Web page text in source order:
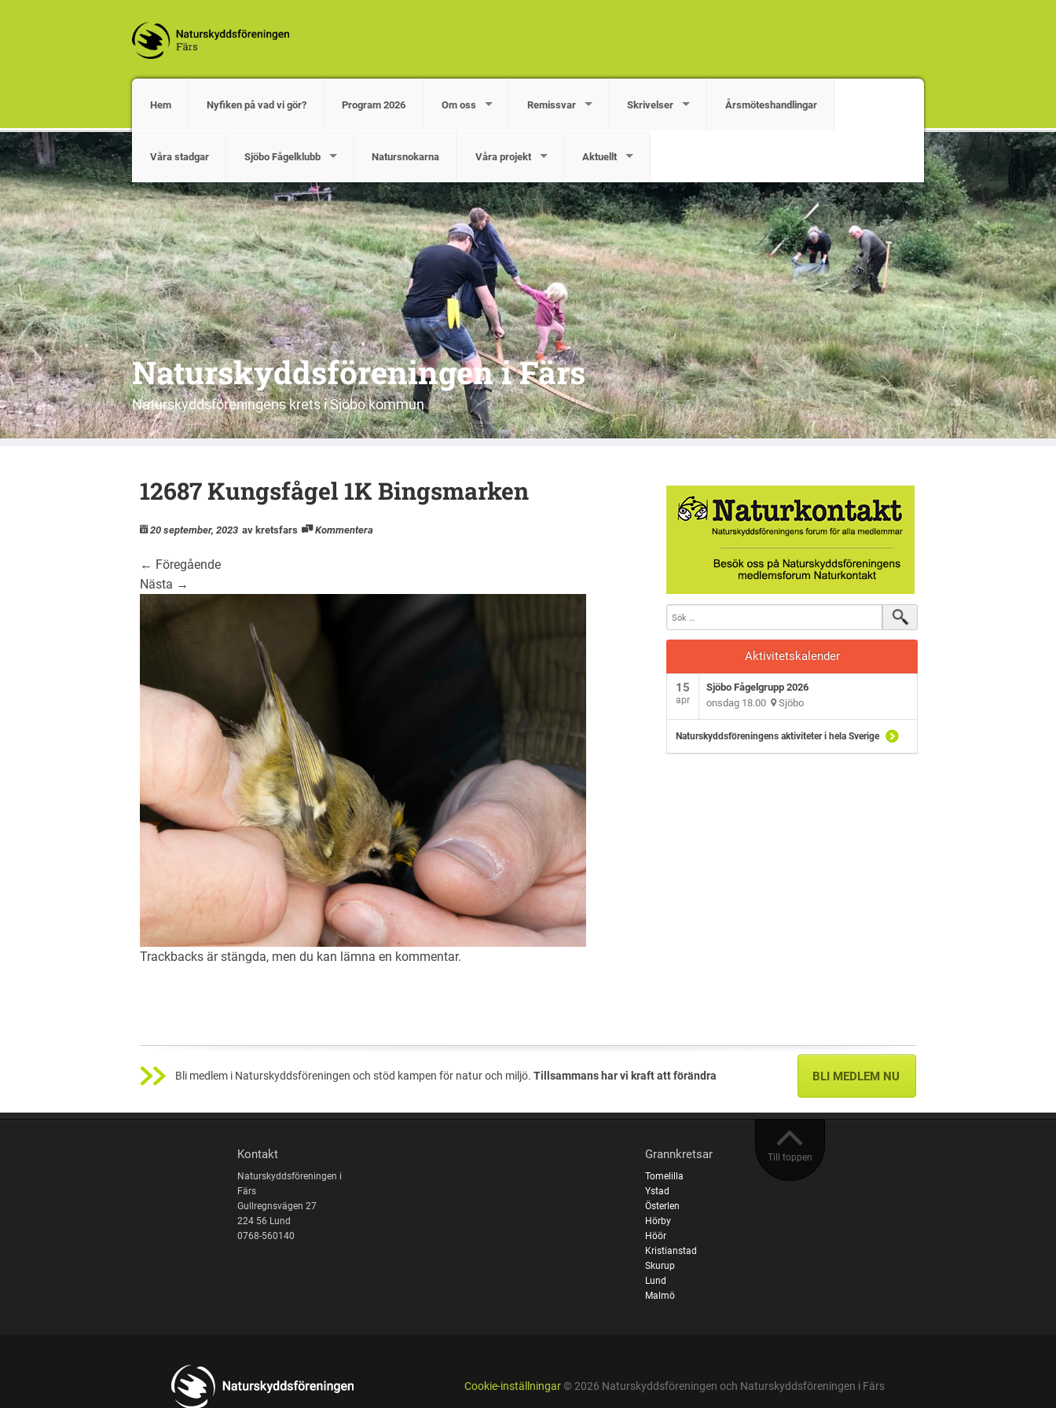
Hem Nyfiken på vad vi gör? Program 2026 Om oss Remissvar Skrivelser Årsmöteshandlingar
Våra stadgar Sjöbo Fågelklubb Natursnokarna Våra projekt Aktuellt
Naturskyddsföreningen i Färs
Naturskyddsföreningens krets i Sjöbo kommun
12687 Kungsfågel 1K Bingsmarken
20 september, 2023 av kretsfars Kommentera
← Föregående
Nästa →
Trackbacks är stängda, men du kan lämna en kommentar.
Aktivitetskalender
15
apr
Sjöbo Fågelgrupp 2026
onsdag 18.00 Sjöbo
Naturskyddsföreningens aktiviteter i hela Sverige
Bli medlem i Naturskyddsföreningen och stöd kampen för natur och miljö. Tillsammans har vi kraft att förändra BLI MEDLEM NU
Till toppen
Kontakt
Naturskyddsföreningen i
Färs
Gullregnsvägen 27
224 56 Lund
0768-560140
Grannkretsar
Tomelilla
Ystad
Österlen
Hörby
Höör
Kristianstad
Skurup
Lund
Malmö
Cookie-inställningar© 2026 Naturskyddsföreningen och Naturskyddsföreningen i Färs